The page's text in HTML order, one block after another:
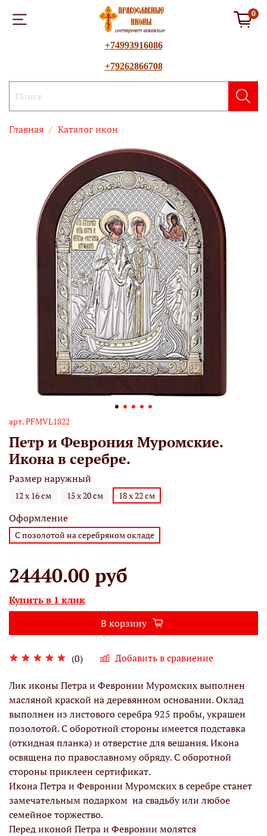
0
+74993916086
+79262866708
Главная Каталог икон
арт.PFMVL1822
Петр и Феврония Муромские.
Икона в серебре.
(0) Добавить в сравнение
Размер наружный
12 х 16 см 15 х 20 см 18 х 22 см
Оформление
С позолотой на серебряном окладе
24440.00 руб
Купить в 1 клик
В корзину
Лик иконы Петра и Февронии Муромских выполнен
масляной краской на деревянном основании. Оклад
выполнен из листового серебра 925 пробы, украшен
позолотой. С оборотной стороны имеется подставка
(откидная планка) и отверстие для вешания. Икона
освящена по православному обряду. С оборотной
стороны приклеен сертификат.
Икона Петра и Февронии Муромских в серебре станет
замечательным подарком на свадьбу или любое
семейное торжество.
Перед иконой Петра и Февронии молятся